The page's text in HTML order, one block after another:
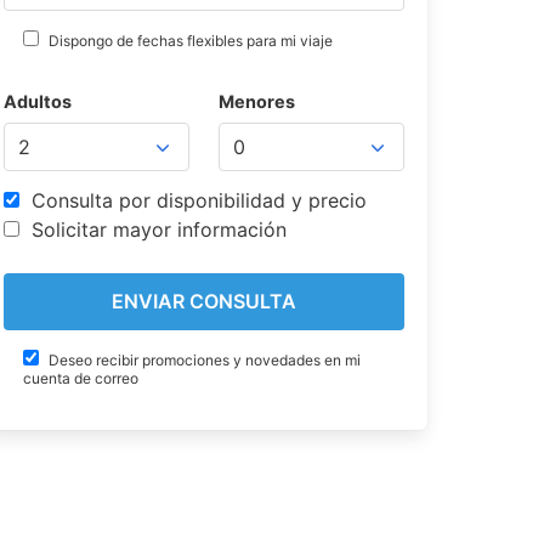
Dispongo de fechas flexibles para mi viaje
Adultos Menores
Consulta por disponibilidad y precio
Solicitar mayor información
Deseo recibir promociones y novedades en mi
cuenta de correo